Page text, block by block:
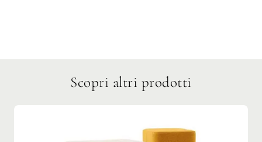
Scopri altri prodotti